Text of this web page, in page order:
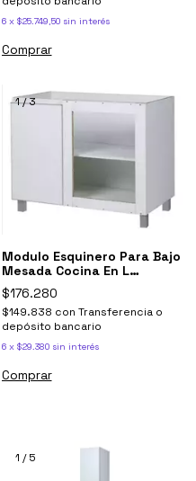
6 x $25.749,50 sin interés
1/3
Modulo Esquinero Para Bajo
Mesada Cocina En L
Potenza Blanco
$176.280
$149.838 con Transferencia o
depósito bancario
6 x $29.380 sin interés
1 /5